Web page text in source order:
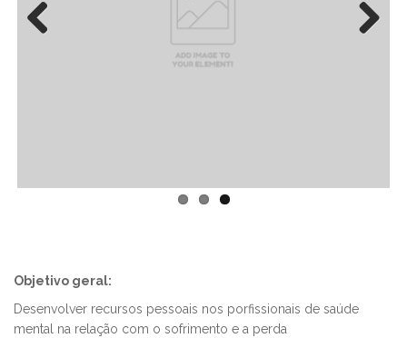
Objetivo geral:
Desenvolver recursos pessoais nos porfissionais de saúde
mental na relação com o sofrimento e a perda